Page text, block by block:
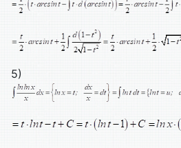
5)